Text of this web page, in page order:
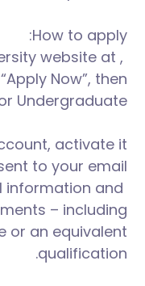
How to apply:
,
Now”, then
Undergraduate”.
activate it
to your email.
information and
– including
or an equivalent
qualification.